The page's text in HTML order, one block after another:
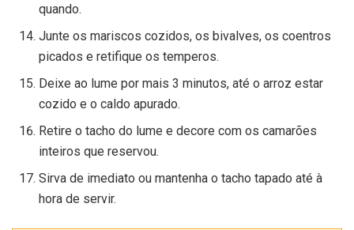
quando.
Junte os mariscos cozidos, os bivalves, os coentros
picados e retifique os temperos.
Deixe ao lume por mais 3 minutos, até o arroz estar
cozido e o caldo apurado.
Retire o tacho do lume e decore com os camarões
inteiros que reservou.
Sirva de imediato ou mantenha o tacho tapado até à
hora de servir.